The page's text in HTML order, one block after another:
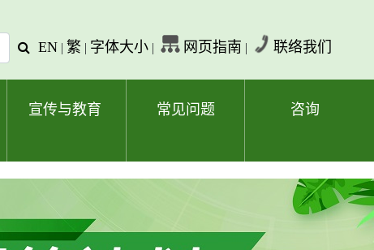
查
字
EN | 繁 | 字体大小 | 网页指南 | 联络我们
宣传与教育 常见问题 咨询